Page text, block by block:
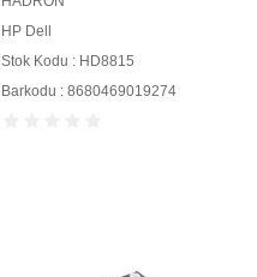
HP Dell
Stok Kodu : HD8815
Barkodu : 8680469019274